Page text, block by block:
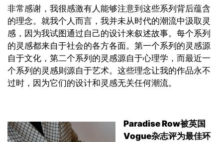
非常感谢，我很感激有人能够注意到这些系列背后蕴含
的理念。就我个人而言，我并未从时代的潮流中汲取灵
感，因为我试图通过自己的设计来叙述故事。每个系列
的灵感都来自于社会的各方各面。第一个系列的灵感源
自于文化，第二个系列的灵感源自于心理学，而最近一
个系列的灵感则源自于艺术。这些理念让我的作品永不
过时，因为它们的设计和灵感无关任何潮流。
Paradise Row被英国
Vogue杂志评为最佳环